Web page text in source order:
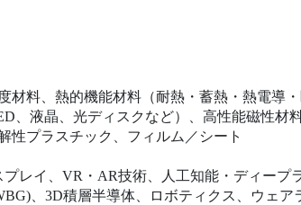
材料、熱的機能材料（耐熱・蓄熱・熱電導
、液晶、光ディスクなど）、高性能磁性材
性プラスチック、フィルム／シート
レイ、VR・AR技術、人工知能・ディープ
、3D積層半導体、ロボティクス、ウェア